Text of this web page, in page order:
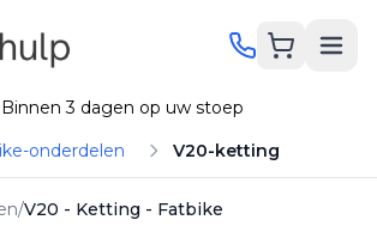
Binnen 3 dagen op uw stoep
onderdelen V20-ketting
is toegevoegd aan je
/V20 - Ketting - Fatbike